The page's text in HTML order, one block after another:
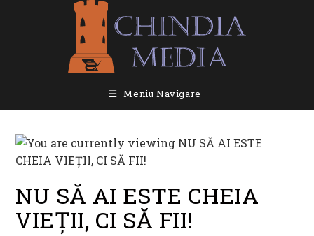
Meniu Navigare
NU SĂ AI ESTE CHEIA
VIEȚII, CI SĂ FII!